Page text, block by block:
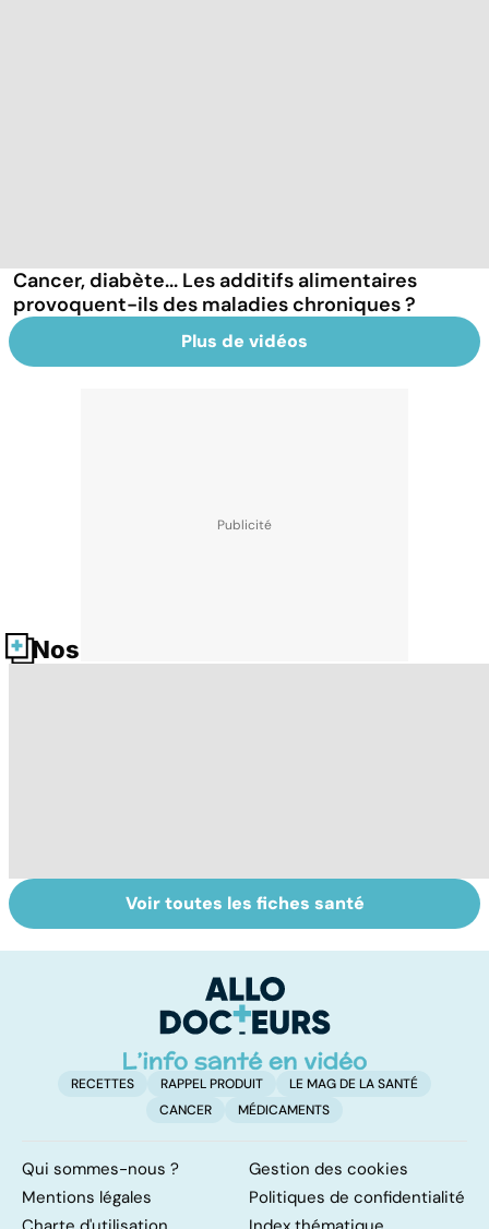
Cancer, diabète... Les additifs alimentaires
provoquent-ils des maladies chroniques ?
Plus de vidéos
Nos fiches santé
HPV : tout savoir
sur les
Tout savoir sur le
cerveau
Voir toutes les fiches santé
RECETTES RAPPEL PRODUIT
LE MAG DE LA SANTÉ
CANCER
MÉDICAMENTS
Qui sommes-nous ?
Gestion des cookies
Mentions légales
Politiques de confidentialité